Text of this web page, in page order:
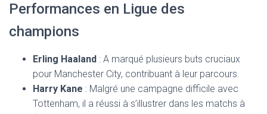
Performances en Ligue des
champions
Erling Haaland : A marqué plusieurs buts cruciaux
pour Manchester City, contribuant à leur parcours.
Harry Kane : Malgré une campagne difficile avec
Tottenham, il a réussi à s’illustrer dans les matchs à